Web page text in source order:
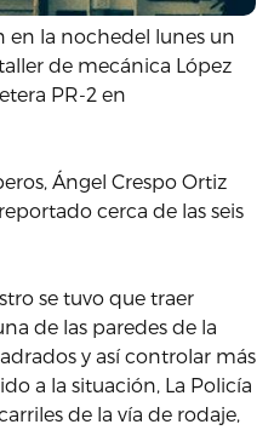
en la nochedel lunes un
de mecánica López
PR-2 en
Ángel Crespo Ortiz
cerca de las seis
se tuvo que traer
de las paredes de la
y así controlar más
a la situación, La Policía
de la vía de rodaje,